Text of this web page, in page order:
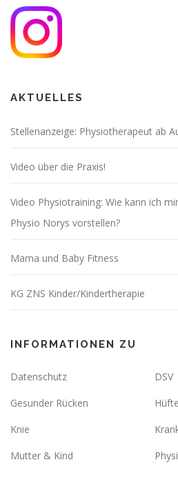
AKTUELLES
Stellenanzeige: Physiotherapeut ab
Video über die Praxis!
Video Physiotraining: Wie kann ich
Physio Norys vorstellen?
Mama und Baby Fitness
KG ZNS Kinder/Kindertherapie
INFORMATIONEN ZU
Datenschutz
DSV
Gesunder Rücken
Hüfte
Knie
Mutter & Kind